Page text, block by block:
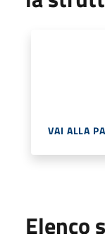
VAI ALLA
Elenco